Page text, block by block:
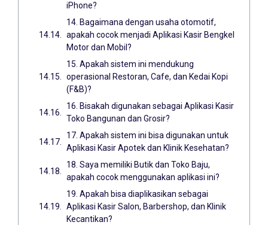
iPhone?
14. Bagaimana dengan usaha otomotif,
apakah cocok menjadi Aplikasi Kasir Bengkel
Motor dan Mobil?
15. Apakah sistem ini mendukung
operasional Restoran, Cafe, dan Kedai Kopi
(F&B)?
16. Bisakah digunakan sebagai Aplikasi Kasir
Toko Bangunan dan Grosir?
17. Apakah sistem ini bisa digunakan untuk
Aplikasi Kasir Apotek dan Klinik Kesehatan?
18. Saya memiliki Butik dan Toko Baju,
apakah cocok menggunakan aplikasi ini?
19. Apakah bisa diaplikasikan sebagai
Aplikasi Kasir Salon, Barbershop, dan Klinik
Kecantikan?